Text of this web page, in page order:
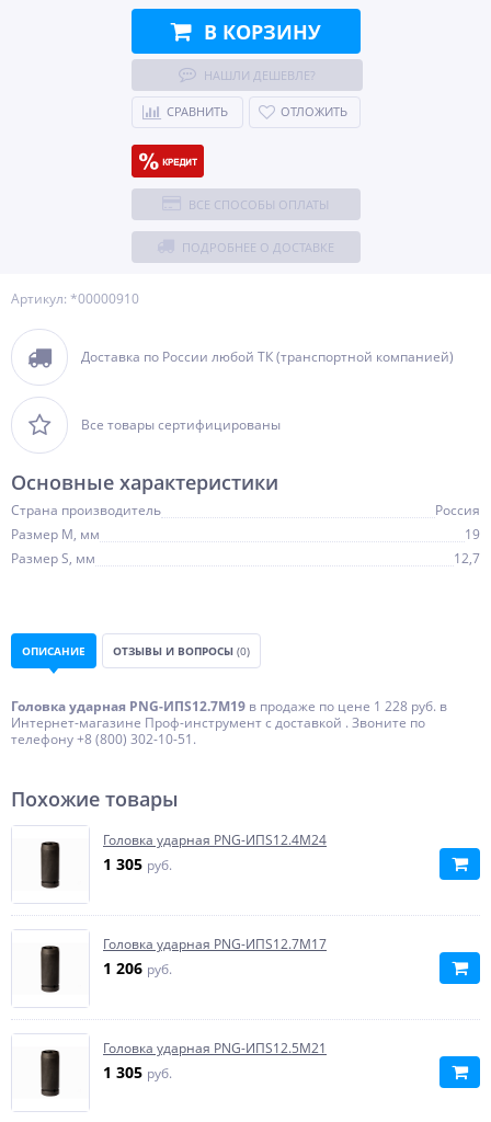
Артикул: *00000910
Доставка по России любой ТК (транспортной компанией)
Все товары сертифицированы
В КОРЗИНУ
НАШЛИ ДЕШЕВЛЕ?
СРАВНИТЬ ОТЛОЖИТЬ
ВСЕ СПОСОБЫ ОПЛАТЫ
ПОДРОБНЕЕ О ДОСТАВКЕ
Основные характеристики
Страна производитель
Россия
Размер M, мм
19
Размер S, мм
12,7
ОПИСАНИЕ ОТЗЫВЫ И ВОПРОСЫ (0)
Головка ударная PNG-ИПS12.7M19 в продаже по цене 1 228 руб. в
Интернет-магазине Проф-инструмент с доставкой . Звоните по
телефону +8 (800) 302-10-51.
Похожие товары
Головка ударная PNG-ИПS12.4M24
1 305 руб.
Головка ударная PNG-ИПS12.7M17
1 206 руб.
Головка ударная PNG-ИПS12.5M21
1 305 руб.